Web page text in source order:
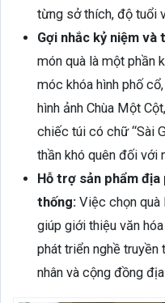
từng sở thích, độ tuổi
Gợi nhắc kỷ niệm
món quà là một phần
móc khóa hình phố
hình ảnh Chùa Một
chiếc túi có chữ “Sài
thần khó quên đối với
Hỗ trợ sản phẩm
thống: Việc chọn
giúp giới thiệu văn
phát triển nghề truyền
nhân và cộng đồng